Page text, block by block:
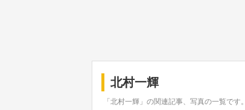
北村一輝
「北村一輝」の関連記事、写真の一覧で